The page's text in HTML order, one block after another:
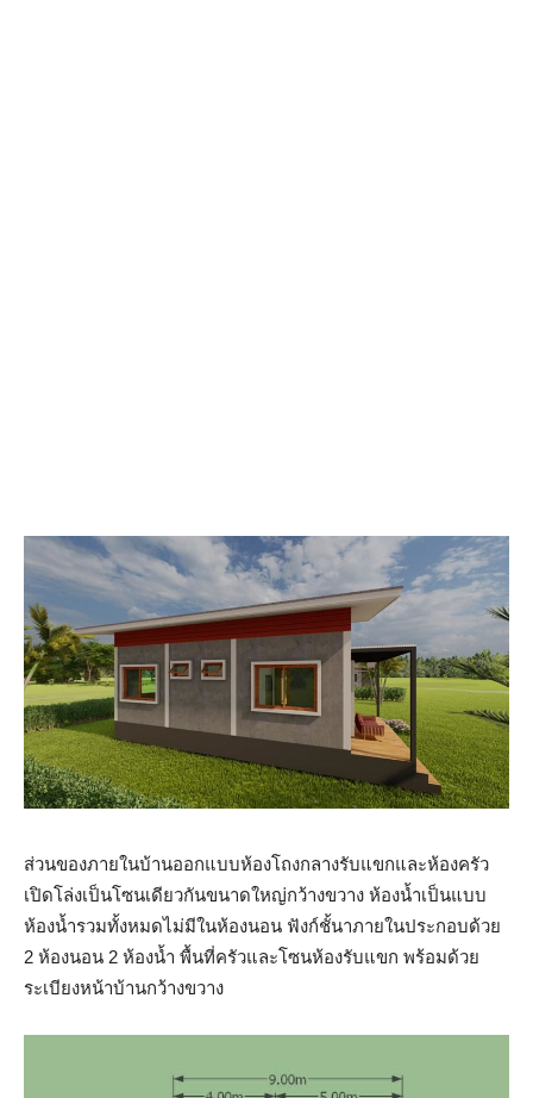
ส่วนของภายในบ้านออกแบบห้องโถงกลางรับแขกและห้องครัว
เปิดโล่งเป็นโซนเดียวกันขนาดใหญ่กว้างขวาง ห้องน้ำเป็นแบบ
ห้องน้ำรวมทั้งหมดไม่มีในห้องนอน ฟังก์ชั้นาภายในประกอบด้วย
2 ห้องนอน 2 ห้องน้ำ พื้นที่ครัวและโซนห้องรับแขก พร้อมด้วย
ระเบียงหน้าบ้านกว้างขวาง